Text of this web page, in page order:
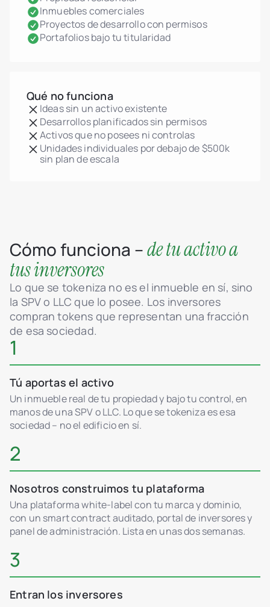
Inmuebles comerciales
Proyectos de desarrollo con permisos
Portafolios bajo tu titularidad
Qué no funciona
Ideas sin un activo existente
Desarrollos planificados sin permisos
Activos que no posees ni controlas
Unidades individuales por debajo de $500k
sin plan de escala
Cómo funciona –de tu activo a
tus inversores
Lo que se tokeniza no es el inmueble en sí, sino
la SPV o LLC que lo posee. Los inversores
compran tokens que representan una fracción
de esa sociedad.
1
Tú aportas el activo
Un inmueble real de tu propiedad y bajo tu control, en
manos de una SPV o LLC. Lo que se tokeniza es esa
sociedad – no el edificio en sí.
2
Nosotros construimos tu plataforma
Una plataforma white-label con tu marca y dominio,
con un smart contract auditado, portal de inversores y
panel de administración. Lista en unas dos semanas.
3
Entran los inversores